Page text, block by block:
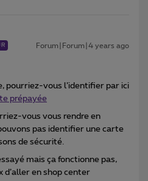
Forum|Forum|4 years ago
pourriez-vous l’identifier par ici
prépayée
vous vous rendre en
pas identifier une carte
de sécurité.
mais ça fonctionne pas,
d’aller en shop center